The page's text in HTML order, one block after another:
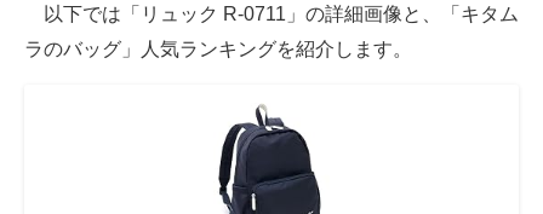
以下では「リュック R-0711」の詳細画像と、「キタム
ラのバッグ」人気ランキングを紹介します。